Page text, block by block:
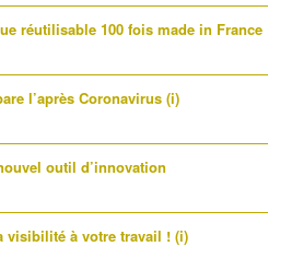
réutilisable 100 fois made in France
l’après Coronavirus (i)
outil d’innovation
visibilité à votre travail ! (i)